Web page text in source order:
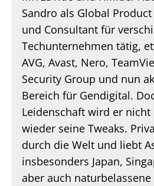
Sandro als Global
und Consultant für
Techunternehmen tätig,
AVG, Avast, Nero,
Security Group und nun
Bereich für Gendigital.
Leidenschaft wird er
wieder seine Tweaks.
durch die Welt und liebt
insbesonders Japan,
aber auch